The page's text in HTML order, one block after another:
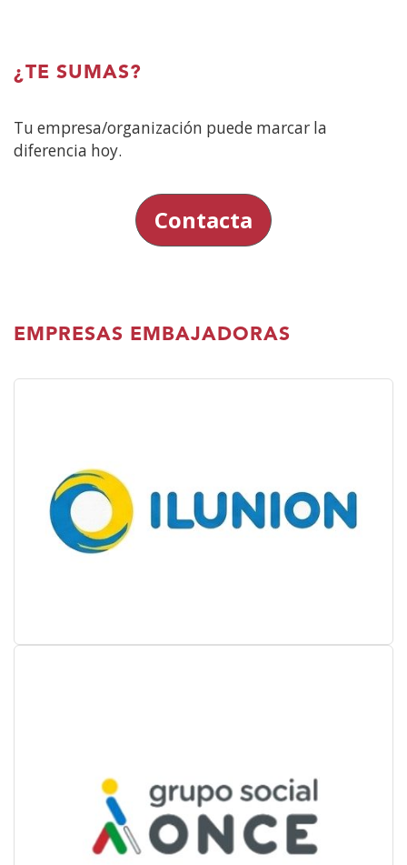
¿TE SUMAS?
Tu empresa/organización puede marcar la
diferencia hoy.
Contacta
EMPRESAS EMBAJADORAS